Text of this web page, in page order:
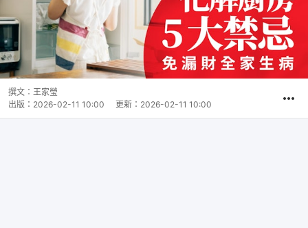
撰文： 王家瑩
出版： 2026-02-11 10:00 更新： 2026-02-11 10:00